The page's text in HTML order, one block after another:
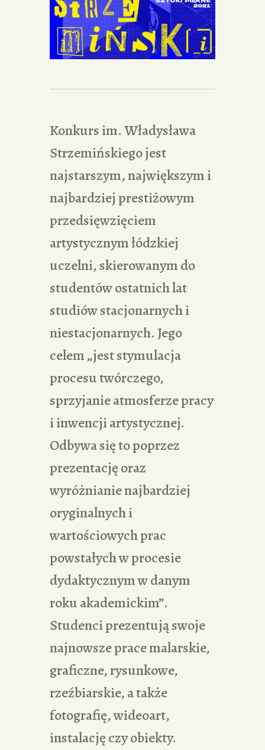
Konkurs im. Władysława
Strzemińskiego jest
najstarszym, największym i
najbardziej prestiżowym
przedsięwzięciem
artystycznym łódzkiej
uczelni, skierowanym do
studentów ostatnich lat
studiów stacjonarnych i
niestacjonarnych. Jego
celem „jest stymulacja
procesu twórczego,
sprzyjanie atmosferze pracy
i inwencji artystycznej.
Odbywa się to poprzez
prezentację oraz
wyróżnianie najbardziej
oryginalnych i
wartościowych prac
powstałych w procesie
dydaktycznym w danym
roku akademickim”.
Studenci prezentują swoje
najnowsze prace malarskie,
graficzne, rysunkowe,
rzeźbiarskie, a także
fotografię, wideoart,
instalację czy obiekty.